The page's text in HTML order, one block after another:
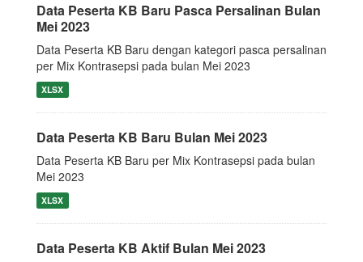
Data Peserta KB Baru Pasca Persalinan Bulan
Mei 2023
Data Peserta KB Baru dengan kategori pasca persalinan
per Mix Kontrasepsi pada bulan Mei 2023
XLSX
Data Peserta KB Baru Bulan Mei 2023
Data Peserta KB Baru per Mix Kontrasepsi pada bulan
Mei 2023
XLSX
Data Peserta KB Aktif Bulan Mei 2023